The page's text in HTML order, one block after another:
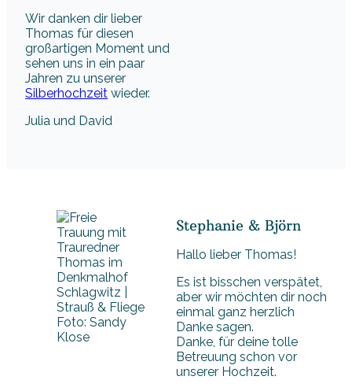
Wir danken dir lieber
Thomas für diesen
großartigen Moment und
sehen uns in ein paar
Jahren zu unserer
Silberhochzeit wieder.
Julia und David
Foto: Sandy
Klose
Stephanie & Björn
Hallo lieber Thomas!
Es ist bisschen verspätet,
aber wir möchten dir noch
einmal ganz herzlich
Danke sagen.
Danke, für deine tolle
Betreuung schon vor
unserer Hochzeit.